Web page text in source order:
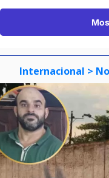
Internacional >